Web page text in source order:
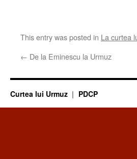
This entry was posted in La curtea
← De la Eminescu la Urmuz
Curtea lui Urmuz PDCP